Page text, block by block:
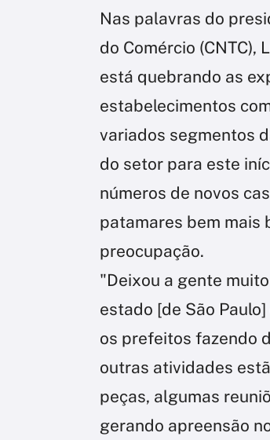
Nas palavras do
do Comércio (CNTC),
está quebrando as
estabelecimentos
variados segmentos
do setor para este
números de novos
patamares bem mais
preocupação.
"Deixou a gente
estado [de São
os prefeitos fazendo
outras atividades
peças, algumas
gerando apreensão